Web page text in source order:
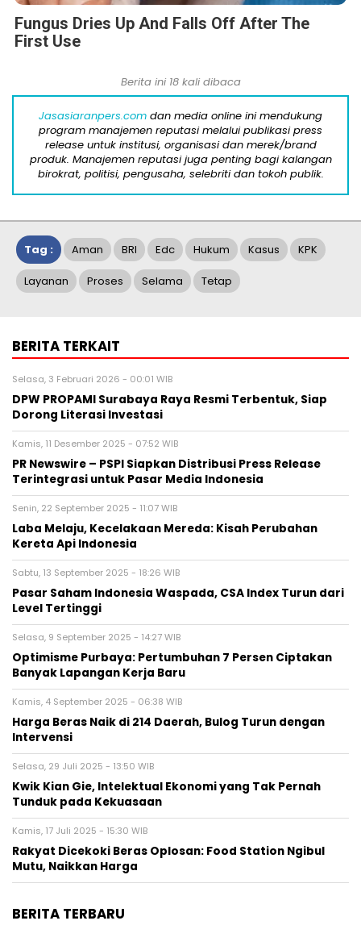
Fungus Dries Up And Falls Off After The
First Use
Berita ini 18 kali dibaca
Jasasiaranpers.com dan media online ini mendukung
program manajemen reputasi melalui publikasi press
release untuk institusi, organisasi dan merek/brand
produk. Manajemen reputasi juga penting bagi kalangan
birokrat, politisi, pengusaha, selebriti dan tokoh publik.
Tag : Aman BRI Edc Hukum Kasus KPK
Layanan Proses Selama Tetap
BERITA TERKAIT
Selasa, 3 Februari 2026 - 00:01 WIB
DPW PROPAMI Surabaya Raya Resmi Terbentuk, Siap
Dorong Literasi Investasi
Kamis, 11 Desember 2025 - 07:52 WIB
PR Newswire – PSPI Siapkan Distribusi Press Release
Terintegrasi untuk Pasar Media Indonesia
Senin, 22 September 2025 - 11:07 WIB
Laba Melaju, Kecelakaan Mereda: Kisah Perubahan
Kereta Api Indonesia
Sabtu, 13 September 2025 - 18:26 WIB
Pasar Saham Indonesia Waspada, CSA Index Turun dari
Level Tertinggi
Selasa, 9 September 2025 - 14:27 WIB
Optimisme Purbaya: Pertumbuhan 7 Persen Ciptakan
Banyak Lapangan Kerja Baru
Kamis, 4 September 2025 - 06:38 WIB
Harga Beras Naik di 214 Daerah, Bulog Turun dengan
Intervensi
Selasa, 29 Juli 2025 - 13:50 WIB
Kwik Kian Gie, Intelektual Ekonomi yang Tak Pernah
Tunduk pada Kekuasaan
Kamis, 17 Juli 2025 - 15:30 WIB
Rakyat Dicekoki Beras Oplosan: Food Station Ngibul
Mutu, Naikkan Harga
BERITA TERBARU